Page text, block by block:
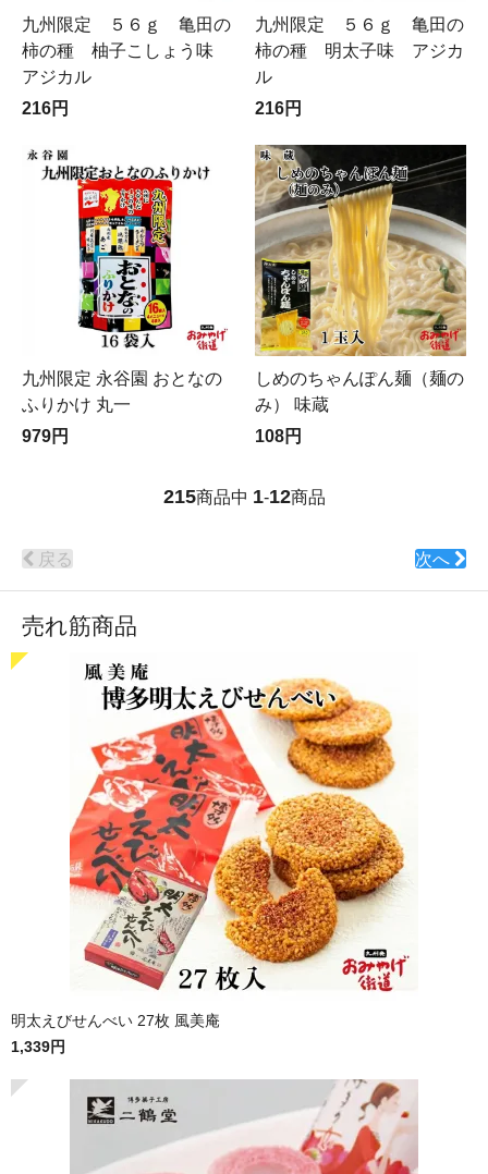
九州限定 ５６ｇ 亀田の
柿の種 柚子こしょう味
アジカル
216円
九州限定 ５６ｇ 亀田の
柿の種 明太子味 アジカ
ル
216円
九州限定 永谷園 おとなの
ふりかけ 丸一
979円
しめのちゃんぽん麺（麺の
み） 味蔵
108円
215商品中 1-12商品
戻る 次へ
売れ筋商品
明太えびせんべい 27枚 風美庵
1,339円